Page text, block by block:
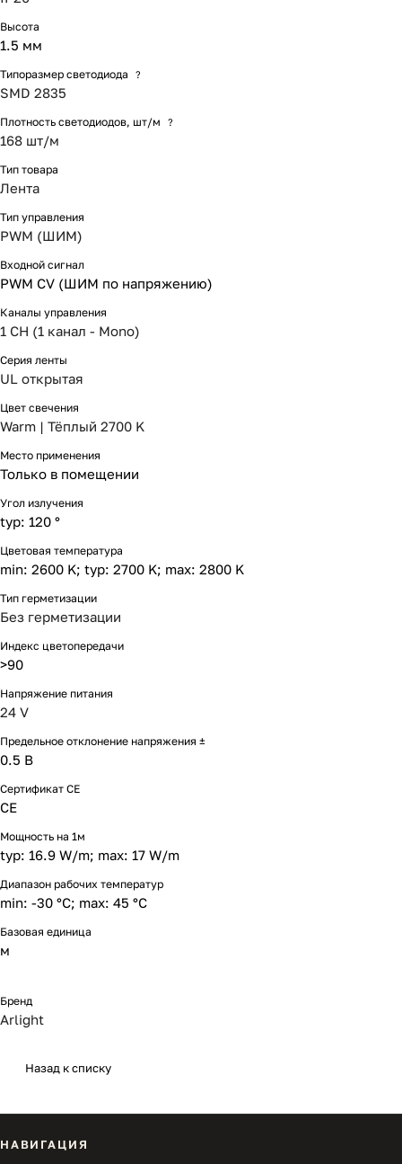
Высота
1.5 мм
Типоразмер светодиода ?
SMD 2835
Плотность светодиодов, шт/м ?
168 шт/м
Тип товара
Лента
Тип управления
PWM (ШИМ)
Входной сигнал
PWM СV (ШИМ по напряжению)
Каналы управления
1 CH (1 канал - Mono)
Серия ленты
UL открытая
Цвет свечения
Warm | Тёплый 2700 K
Место применения
Только в помещении
Угол излучения
typ: 120 °
Цветовая температура
min: 2600 K; typ: 2700 K; max: 2800 K
Тип герметизации
Без герметизации
Индекс цветопередачи
>90
Напряжение питания
24 V
Предельное отклонение напряжения ±
0.5 В
Сертификат CE
CE
Мощность на 1м
typ: 16.9 W/m; max: 17 W/m
Диапазон рабочих температур
min: -30 °C; max: 45 °C
Базовая единица
м
Бренд
Arlight
Назад к списку
НАВИГАЦИЯ